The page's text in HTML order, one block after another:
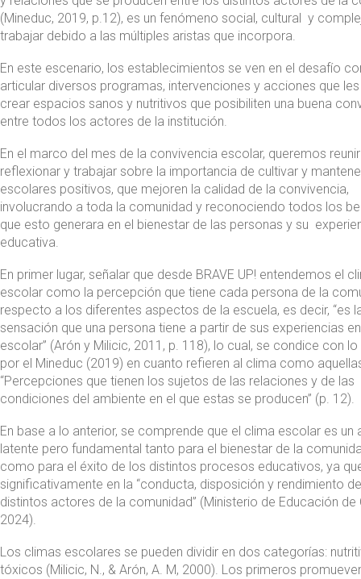
(Mineduc, 2019, p.12), es un fenómeno social, cultural y
trabajar debido a las múltiples aristas que incorpora.
En este escenario, los establecimientos se ven en el desafío
articular diversos programas, intervenciones y acciones que
crear espacios sanos y nutritivos que posibiliten una buena
entre todos los actores de la institución.
En el marco del mes de la convivencia escolar, queremos
reflexionar y trabajar sobre la importancia de cultivar y
escolares positivos, que mejoren la calidad de la convivencia,
involucrando a toda la comunidad y reconociendo todos los
que esto generara en el bienestar de las personas y su
educativa.
En primer lugar, señalar que desde BRAVE UP! entendemos el
escolar como la percepción que tiene cada persona de la
respecto a los diferentes aspectos de la escuela, es decir, “es
sensación que una persona tiene a partir de sus experiencias
escolar” (Arón y Milicic, 2011, p. 118), lo cual, se condice con
por el Mineduc (2019) en cuanto refieren al clima como
“Percepciones que tienen los sujetos de las relaciones y de las
condiciones del ambiente en el que estas se producen” (p. 12).
En base a lo anterior, se comprende que el clima escolar es un
latente pero fundamental tanto para el bienestar de la
como para el éxito de los distintos procesos educativos, ya
significativamente en la “conducta, disposición y rendimiento
distintos actores de la comunidad” (Ministerio de Educación de
2024).
Los climas escolares se pueden dividir en dos categorías:
tóxicos (Milicic, N., & Arón, A. M, 2000). Los primeros